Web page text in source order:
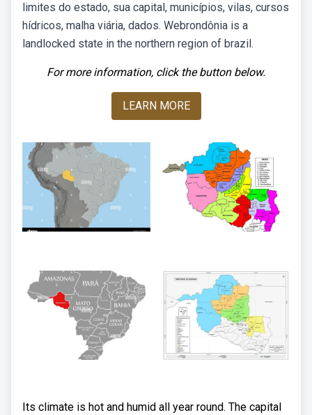
limites do estado, sua capital, municípios, vilas, cursos
hídricos, malha viária, dados. Webrondônia is a
landlocked state in the northern region of brazil.
For more information, click the button below.
LEARN MORE
Its climate is hot and humid all year round. The capital